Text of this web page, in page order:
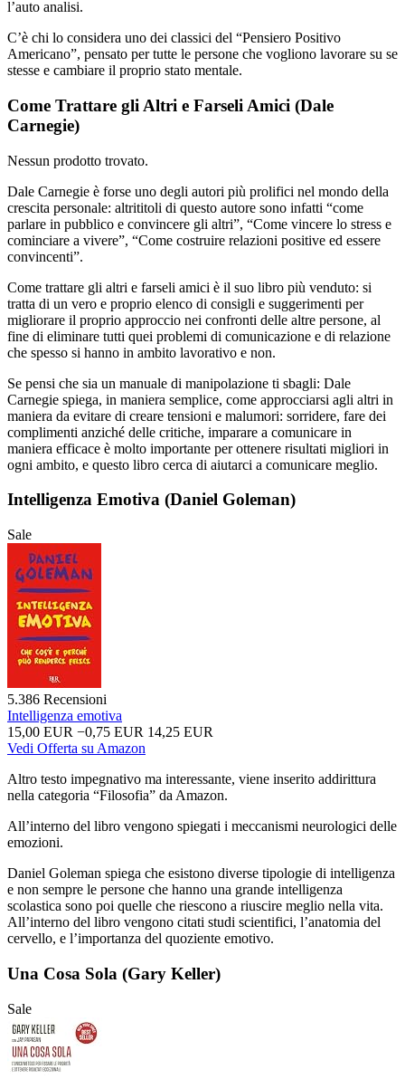
l’auto analisi.
C’è chi lo considera uno dei classici del “Pensiero Positivo
Americano”, pensato per tutte le persone che vogliono lavorare su se
stesse e cambiare il proprio stato mentale.
Come Trattare gli Altri e Farseli Amici (Dale
Carnegie)
Nessun prodotto trovato.
Dale Carnegie è forse uno degli autori più prolifici nel mondo della
crescita personale: altrititoli di questo autore sono infatti “come
parlare in pubblico e convincere gli altri”, “Come vincere lo stress e
cominciare a vivere”, “Come costruire relazioni positive ed essere
convincenti”.
Come trattare gli altri e farseli amici è il suo libro più venduto: si
tratta di un vero e proprio elenco di consigli e suggerimenti per
migliorare il proprio approccio nei confronti delle altre persone, al
fine di eliminare tutti quei problemi di comunicazione e di relazione
che spesso si hanno in ambito lavorativo e non.
Se pensi che sia un manuale di manipolazione ti sbagli: Dale
Carnegie spiega, in maniera semplice, come approcciarsi agli altri in
maniera da evitare di creare tensioni e malumori: sorridere, fare dei
complimenti anziché delle critiche, imparare a comunicare in
maniera efficace è molto importante per ottenere risultati migliori in
ogni ambito, e questo libro cerca di aiutarci a comunicare meglio.
Intelligenza Emotiva (Daniel Goleman)
Sale
5.386 Recensioni
Intelligenza emotiva
15,00 EUR −0,75 EUR 14,25 EUR
Vedi Offerta su Amazon
Altro testo impegnativo ma interessante, viene inserito addirittura
nella categoria “Filosofia” da Amazon.
All’interno del libro vengono spiegati i meccanismi neurologici delle
emozioni.
Daniel Goleman spiega che esistono diverse tipologie di intelligenza
e non sempre le persone che hanno una grande intelligenza
scolastica sono poi quelle che riescono a riuscire meglio nella vita.
All’interno del libro vengono citati studi scientifici, l’anatomia del
cervello, e l’importanza del quoziente emotivo.
Una Cosa Sola (Gary Keller)
Sale